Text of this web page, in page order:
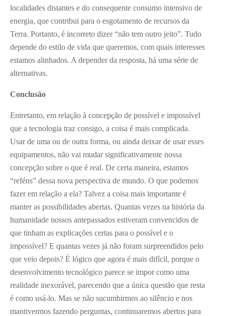
localidades distantes e do consequente consumo intensivo de
energia, que contribui para o esgotamento de recursos da
Terra. Portanto, é incorreto dizer “não tem outro jeito”. Tudo
depende do estilo de vida que queremos, com quais interesses
estamos alinhados. A depender da resposta, há uma série de
alternativas.
Conclusão
Entretanto, em relação à concepção de possível e impossível
que a tecnologia traz consigo, a coisa é mais complicada.
Usar de uma ou de outra forma, ou ainda deixar de usar esses
equipamentos, não vai mudar significativamente nossa
concepção sobre o que é real. De certa maneira, estamos
“reféns” dessa nova perspectiva de mundo. O que podemos
fazer em relação a ela? Talvez a coisa mais importante é
manter as possibilidades abertas. Quantas vezes na história da
humanidade nossos antepassados estiveram convencidos de
que tinham as explicações certas para o possível e o
impossível? E quantas vezes já não foram surpreendidos pelo
que veio depois? É lógico que agora é mais difícil, porque o
desenvolvimento tecnológico parece se impor como uma
realidade inexorável, parecendo que a única questão que resta
é como usá-lo. Mas se não sucumbirmos ao silêncio e nos
mantivermos fazendo perguntas, continuaremos abertos para